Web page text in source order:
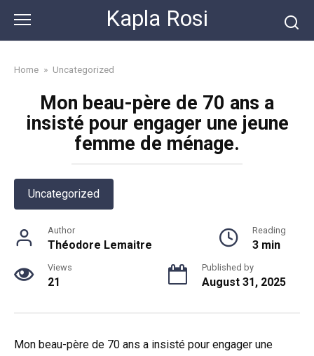
content
Kapla Rosi
Home » Uncategorized
Mon beau-père de 70 ans a
insisté pour engager une jeune
femme de ménage.
Uncategorized
Author
Théodore Lemaitre
Reading
3 min
Views
21
Published by
August 31, 2025
Mon beau-père de 70 ans a insisté pour engager une